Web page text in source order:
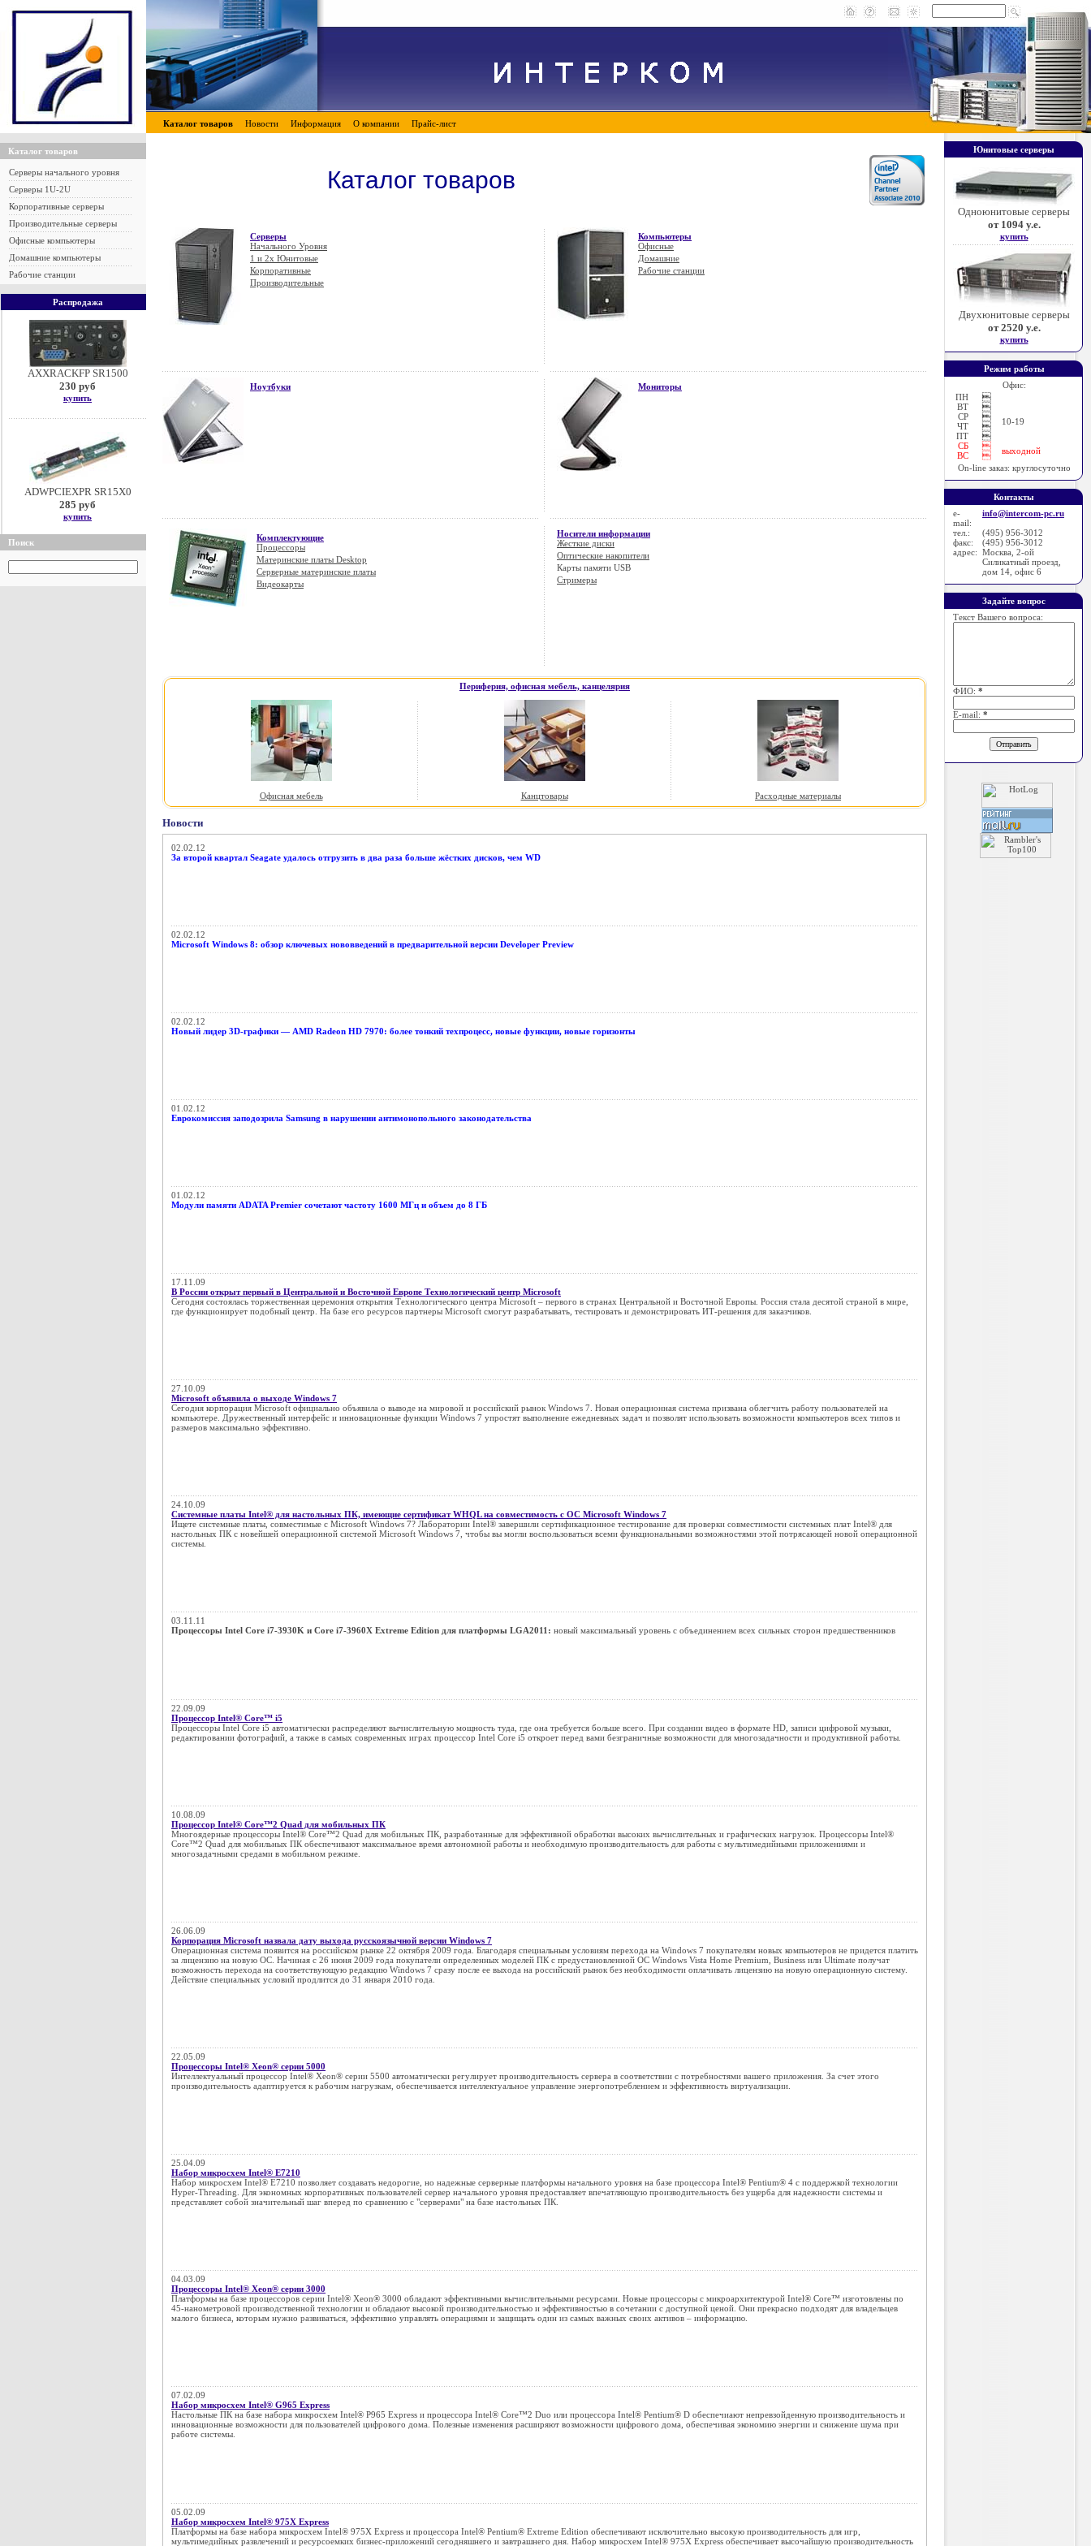
Каталог товаров Новости Информация О компании Прайс-лист
Каталог товаров
Серверы начального уровня
Серверы 1U-2U
Корпоративные серверы
Производительные серверы
Офисные компьютеры
Домашние компьютеры
Рабочие станции
Распродажа
AXXRACKFP SR1500
230 руб
купить
ADWPCIEXPR SR15X0
285 руб
купить
Поиск
Каталог товаров
Серверы
Начального Уровня
1 и 2х Юнитовые
Корпоративные
Производительные
Компьютеры
Офисные
Домашние
Рабочие станции
Ноутбуки Мониторы
Комплектующие
Процессоры
Материнские платы Desktop
Серверные материнские платы
Видеокарты
Носители информации
Жесткие диски
Оптические накопители
Карты памяти USB
Стримеры
Периферия, офисная мебель, канцелярия
Офисная мебель Канцтовары Расходные материалы
Новости
02.02.12
За второй квартал Seagate удалось отгрузить в два раза больше жёстких дисков, чем WD
02.02.12
Microsoft Windows 8: обзор ключевых нововведений в предварительной версии Developer Preview
02.02.12
Новый лидер 3D-графики — AMD Radeon HD 7970: более тонкий техпроцесс, новые функции, новые горизонты
01.02.12
Еврокомиссия заподозрила Samsung в нарушении антимонопольного законодательства
01.02.12
Модули памяти ADATA Premier сочетают частоту 1600 МГц и объем до 8 ГБ
17.11.09
В России открыт первый в Центральной и Восточной Европе Технологический центр Microsoft
Сегодня состоялась торжественная церемония открытия Технологического центра Microsoft – первого в странах Центральной и Восточной Европы. Россия стала десятой страной в мире,
где функционирует подобный центр. На базе его ресурсов партнеры Microsoft смогут разрабатывать, тестировать и демонстрировать ИТ-решения для заказчиков.
27.10.09
Microsoft объявила о выходе Windows 7
Сегодня корпорация Microsoft официально объявила о выводе на мировой и российский рынок Windows 7. Новая операционная система призвана облегчить работу пользователей на
компьютере. Дружественный интерфейс и инновационные функции Windows 7 упростят выполнение ежедневных задач и позволят использовать возможности компьютеров всех типов и
размеров максимально эффективно.
24.10.09
Системные платы Intel® для настольных ПК, имеющие сертификат WHQL на совместимость с ОС Microsoft Windows 7
Ищете системные платы, совместимые с Microsoft Windows 7? Лаборатории Intel® завершили сертификационное тестирование для проверки совместимости системных плат Intel® для
настольных ПК с новейшей операционной системой Microsoft Windows 7, чтобы вы могли воспользоваться всеми функциональными возможностями этой потрясающей новой операционной
системы.
03.11.11
Процессоры Intel Core i7-3930K и Core i7-3960X Extreme Edition для платформы LGA2011: новый максимальный уровень с объединением всех сильных сторон предшественников
22.09.09
Процессор Intel® Core™ i5
Процессоры Intel Core i5 автоматически распределяют вычислительную мощность туда, где она требуется больше всего. При создании видео в формате HD, записи цифровой музыки,
редактировании фотографий, а также в самых современных играх процессор Intel Core i5 откроет перед вами безграничные возможности для многозадачности и продуктивной работы.
10.08.09
Процессор Intel® Core™2 Quad для мобильных ПК
Многоядерные процессоры Intel® Core™2 Quad для мобильных ПК, разработанные для эффективной обработки высоких вычислительных и графических нагрузок. Процессоры Intel®
Core™2 Quad для мобильных ПК обеспечивают максимальное время автономной работы и необходимую производительность для работы с мультимедийными приложениями и
многозадачными средами в мобильном режиме.
26.06.09
Корпорация Microsoft назвала дату выхода русскоязычной версии Windows 7
Операционная система появится на российском рынке 22 октября 2009 года. Благодаря специальным условиям перехода на Windows 7 покупателям новых компьютеров не придется платить
за лицензию на новую ОС. Начиная с 26 июня 2009 года покупатели определенных моделей ПК с предустановленной ОС Windows Vista Home Premium, Business или Ultimate получат
возможность перехода на соответствующую редакцию Windows 7 сразу после ее выхода на российский рынок без необходимости оплачивать лицензию на новую операционную систему.
Действие специальных условий продлится до 31 января 2010 года.
22.05.09
Процессоры Intel® Xeon® серии 5000
Интеллектуальный процессор Intel® Xeon® серии 5500 автоматически регулирует производительность сервера в соответствии с потребностями вашего приложения. За счет этого
производительность адаптируется к рабочим нагрузкам, обеспечивается интеллектуальное управление энергопотреблением и эффективность виртуализации.
25.04.09
Набор микросхем Intel® E7210
Набор микросхем Intel® E7210 позволяет создавать недорогие, но надежные серверные платформы начального уровня на базе процессора Intel® Pentium® 4 с поддержкой технологии
Hyper-Threading. Для экономных корпоративных пользователей сервер начального уровня предоставляет впечатляющую производительность без ущерба для надежности системы и
представляет собой значительный шаг вперед по сравнению с "серверами" на базе настольных ПК.
04.03.09
Процессоры Intel® Xeon® серии 3000
Платформы на базе процессоров серии Intel® Xeon® 3000 обладают эффективными вычислительными ресурсами. Новые процессоры с микроархитектурой Intel® Core™ изготовлены по
45-нанометровой производственной технологии и обладают высокой производительностью и эффективностью в сочетании с доступной ценой. Они прекрасно подходят для владельцев
малого бизнеса, которым нужно развиваться, эффективно управлять операциями и защищать один из самых важных своих активов – информацию.
07.02.09
Набор микросхем Intel® G965 Express
Настольные ПК на базе набора микросхем Intel® P965 Express и процессора Intel® Core™2 Duo или процессора Intel® Pentium® D обеспечиают непревзойденную производительность и
инновационные возможности для пользователей цифрового дома. Полезные изменения расширяют возможности цифрового дома, обеспечивая экономию энергии и снижение шума при
работе системы.
05.02.09
Набор микросхем Intel® 975X Express
Платформы на базе набора микросхем Intel® 975X Express и процессора Intel® Pentium® Extreme Edition обеспечивают исключительно высокую производительность для игр,
мультимедийных развлечений и ресурсоемких бизнес-приложений сегодняшнего и завтрашнего дня. Набор микросхем Intel® 975X Express обеспечивает высочайшую производительность
Юнитовые серверы
Одноюнитовые серверы
от 1094 у.е.
купить
Двухюнитовые серверы
от 2520 у.е.
купить
Режим работы
Офис:
ПН
ВТ
СР
ЧТ
ПТ
СБ
ВС







10-19
выходной
On-line заказ: круглосуточно
Контакты
e-
mail:
info@intercom-pc.ru
тел.:
(495) 956-3012
факс:
(495) 956-3012
адрес: Москва, 2-ой
Силикатный проезд,
дом 14, офис 6
Задайте вопрос
Текст Вашего вопроса:
ФИО: *
E-mail: *